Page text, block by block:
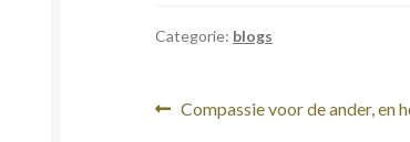
Categorie: blogs
Bericht
Vorig
Compassie voor de ander, en